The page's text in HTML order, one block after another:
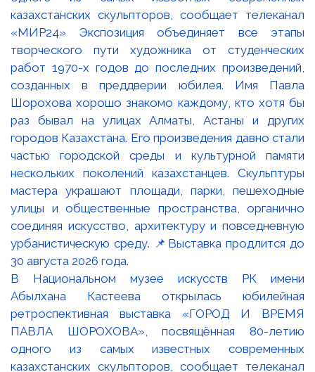
В Национальном музее искусств РК имени
Абылхана Кастеева открылась юбилейная
ретроспективная выставка «ГОРОД И ВРЕМЯ
ПАВЛА ШОРОХОВА», посвящённая 80-летию
одного из самых известных современных
казахстанских скульпторов, сообщает телеканал